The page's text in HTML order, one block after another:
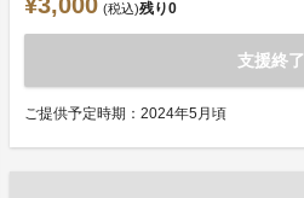
(税込)残り0
支援終了
ご提供予定時期：2024年5月頃